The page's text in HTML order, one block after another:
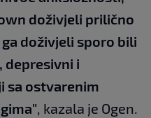
doživjeli prilično
doživjeli sporo bili
depresivni i
sa ostvarenim
, kazala je Ogen.